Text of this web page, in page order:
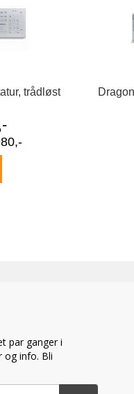
trådløst
par ganger i
og info. Bli